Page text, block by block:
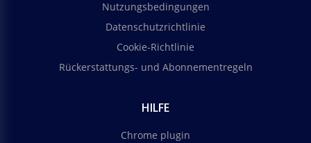
Nutzungsbedingungen
Datenschutzrichtlinie
Cookie-Richtlinie
Rückerstattungs- und Abonnementregeln
HILFE
Chrome plugin